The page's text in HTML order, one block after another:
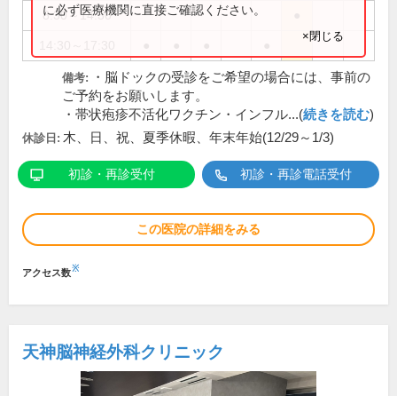
8:30～14:30
に必ず医療機関に直接ご確認ください。
×閉じる
備考:
・脳ドックの受診をご希望の場合には、事前の
ご予約をお願いします。
・帯状疱疹不活化ワクチン・インフル...(続きを読む)
休診日: 木、日、祝、夏季休暇、年末年始(12/29～1/3)
初診・再診受付 初診・再診電話受付
この医院の詳細をみる
アクセス数※
天神脳神経外科クリニック